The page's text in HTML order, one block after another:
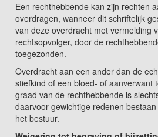
Een rechthebbende kan zijn rechten
overdragen, wanneer dit schriftelijk
van deze overdracht met vermelding
rechtsopvolger, door de
toegezonden.
Overdracht aan een ander dan de
stiefkind of een bloed- of aanverwant
graad van de rechthebbende is
daarvoor gewichtige redenen
het bestuur.